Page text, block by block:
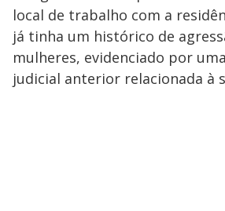
local de trabalho com a
já tinha um histórico de
mulheres, evidenciado por
judicial anterior relacionada à